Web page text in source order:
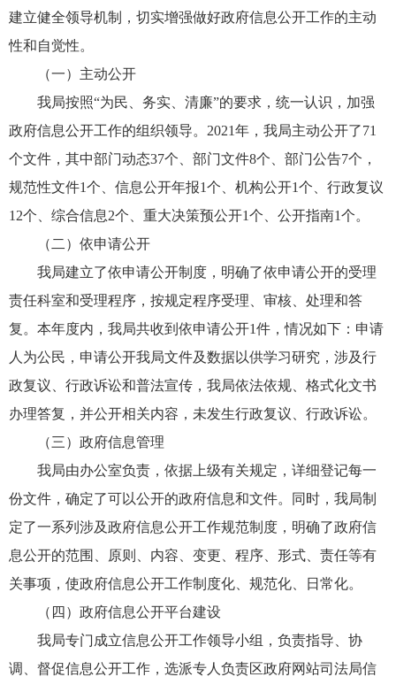
建立健全领导机制，切实增强做好政府信息公开工作的主动
性和自觉性。
（一）主动公开
我局按照“为民、务实、清廉”的要求，统一认识，加强
政府信息公开工作的组织领导。2021年，我局主动公开了71
个文件，其中部门动态37个、部门文件8个、部门公告7个，
规范性文件1个、信息公开年报1个、机构公开1个、行政复议
12个、综合信息2个、重大决策预公开1个、公开指南1个。
（二）依申请公开
我局建立了依申请公开制度，明确了依申请公开的受理
责任科室和受理程序，按规定程序受理、审核、处理和答
复。本年度内，我局共收到依申请公开1件，情况如下：申请
人为公民，申请公开我局文件及数据以供学习研究，涉及行
政复议、行政诉讼和普法宣传，我局依法依规、格式化文书
办理答复，并公开相关内容，未发生行政复议、行政诉讼。
（三）政府信息管理
我局由办公室负责，依据上级有关规定，详细登记每一
份文件，确定了可以公开的政府信息和文件。同时，我局制
定了一系列涉及政府信息公开工作规范制度，明确了政府信
息公开的范围、原则、内容、变更、程序、形式、责任等有
关事项，使政府信息公开工作制度化、规范化、日常化。
（四）政府信息公开平台建设
我局专门成立信息公开工作领导小组，负责指导、协
调、督促信息公开工作，选派专人负责区政府网站司法局信